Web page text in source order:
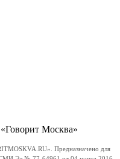
Москва»
Предназначено для